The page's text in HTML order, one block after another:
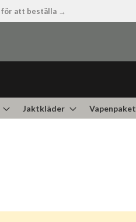
för att beställa →
Jaktkläder Vapenpaket